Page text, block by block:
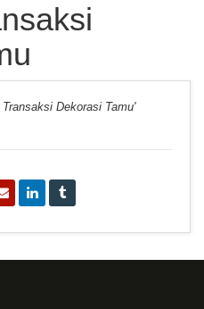
Dekorasi Tamu'